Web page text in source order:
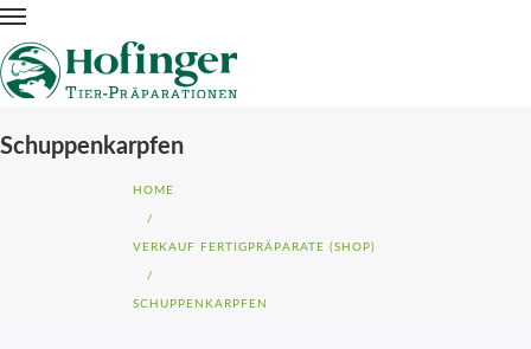
Schuppenkarpfen
HOME
/
VERKAUF FERTIGPRÄPARATE (SHOP)
/
SCHUPPENKARPFEN